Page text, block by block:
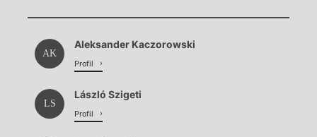
Načítá se.
Chviličku.
Načítá se.
AK
Aleksander Kaczorowski
Profil
LS
László Szigeti
Profil